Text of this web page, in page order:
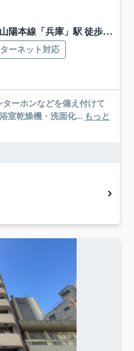
山陽本線「兵庫」駅 徒歩7分
ーネット対応
ーホンなどを備え付けて
室乾燥機・洗面化... もっと